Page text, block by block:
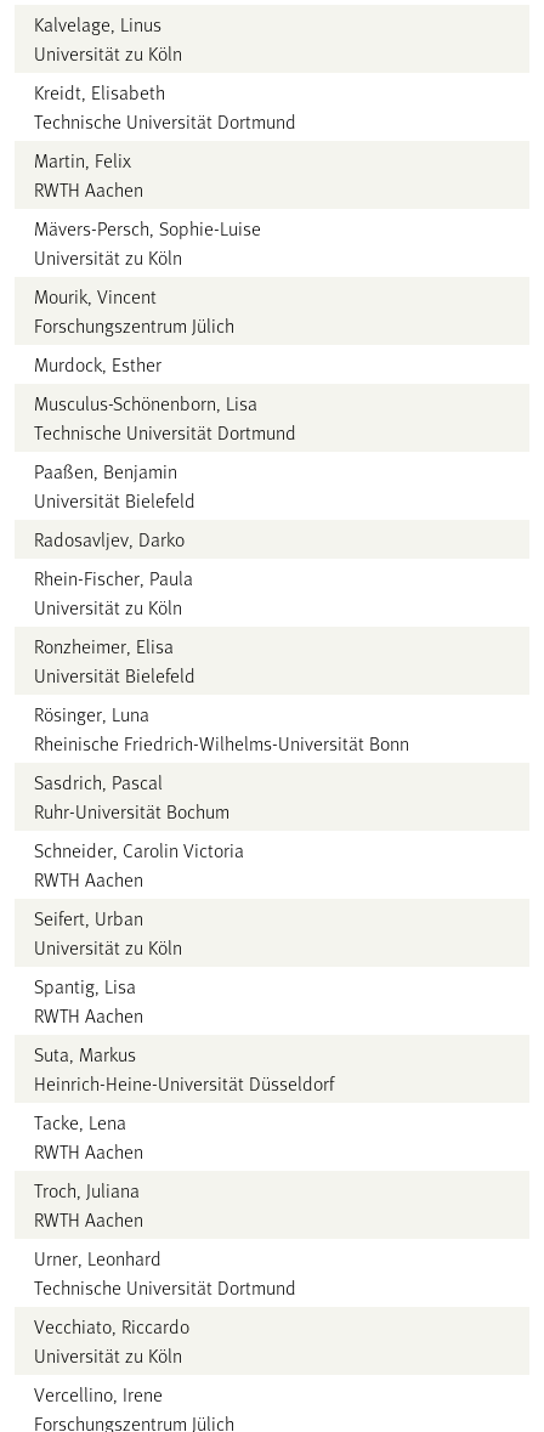
Kalvelage, Linus
Universität zu Köln
Kreidt, Elisabeth
Technische Universität Dortmund
Martin, Felix
RWTH Aachen
Mävers-Persch, Sophie-Luise
Universität zu Köln
Mourik, Vincent
Forschungszentrum Jülich
Murdock, Esther
Musculus-Schönenborn, Lisa
Technische Universität Dortmund
Paaßen, Benjamin
Universität Bielefeld
Radosavljev, Darko
Rhein-Fischer, Paula
Universität zu Köln
Ronzheimer, Elisa
Universität Bielefeld
Rösinger, Luna
Rheinische Friedrich-Wilhelms-Universität Bonn
Sasdrich, Pascal
Ruhr-Universität Bochum
Schneider, Carolin Victoria
RWTH Aachen
Seifert, Urban
Universität zu Köln
Spantig, Lisa
RWTH Aachen
Suta, Markus
Heinrich-Heine-Universität Düsseldorf
Tacke, Lena
RWTH Aachen
Troch, Juliana
RWTH Aachen
Urner, Leonhard
Technische Universität Dortmund
Vecchiato, Riccardo
Universität zu Köln
Vercellino, Irene
Forschungszentrum Jülich